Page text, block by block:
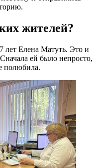
жителей?
лет Елена Матуть. Это и
ей было непросто,
полюбила.